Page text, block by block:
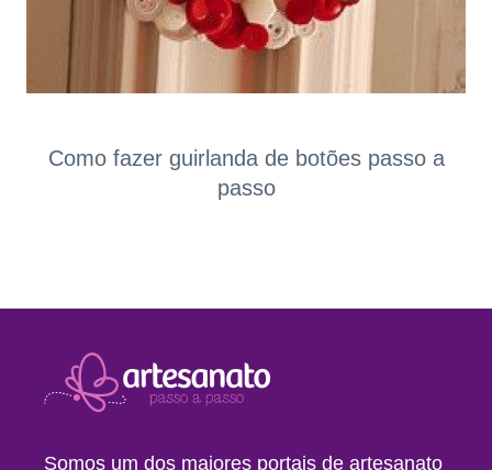
Como fazer guirlanda de botões passo a
passo
Somos um dos maiores portais de artesanato